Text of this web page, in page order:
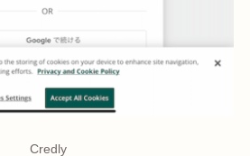
Credly